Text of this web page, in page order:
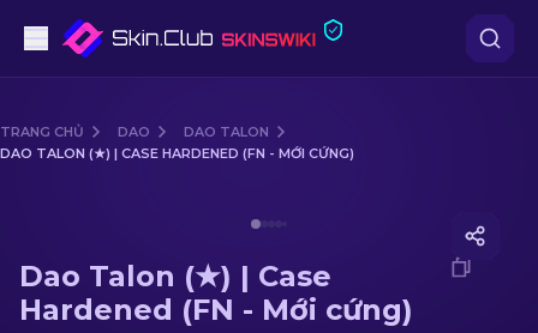
Tầm trung
Súng trường Bắn tỉa
TRANG CHỦ DAO
DAO TALON
DAO TALON (★) | CASE HARDENED (FN - MỚI CỨNG)
Dao Talon (★) | Case
Hardened (FN - Mới cứng)